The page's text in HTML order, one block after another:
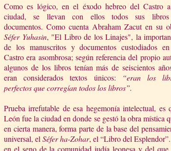
Como es lógico, en el éxodo hebreo del Castro
ciudad, se llevan con ellos todos sus
documentos. Como cuenta Abraham Zacut en su
Séfer Yuhasin, "El Libro de los Linajes", la
de los manuscritos y documentos custodiados
Castro era asombrosa; según referencia del propio
algunos de los libros tenían más de seiscientos
eran considerados textos únicos:
“eran los
perfectos que corregían todos los libros”.
Prueba irrefutable de esa hegemonía intelectual, es
León fue la ciudad en donde se gestó la obra mística
en cierta manera, forma parte de la base del
universal, el Séfer ha-Zohar, el “Libro del
en el seno de la comunidad judía leonesa y del que